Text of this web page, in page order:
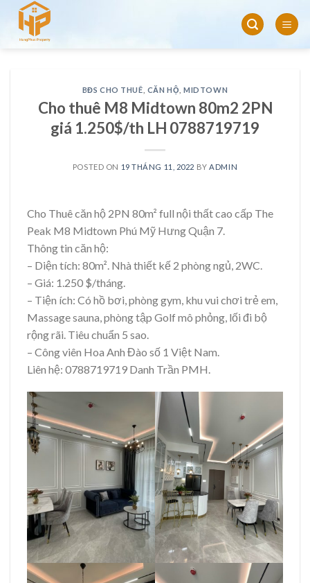
Skip
content
BĐS CHO THUÊ CĂN HỘ ,MIDTOWN
Cho thuê M8 Midtown 80m2 2PN
giá 1.250$/th LH 0788719719
POSTED ON 19 THÁNG 11, 2022 BY ADMIN
Cho Thuê căn hộ 2PN 80m² full nội thất cao cấp The
Peak M8 Midtown Phú Mỹ Hưng Quận 7.
Thông tin căn hộ:
– Diện tích: 80m². Nhà thiết kế 2 phòng ngủ, 2WC.
– Giá: 1.250 $/tháng.
– Tiện ích: Có hồ bơi, phòng gym, khu vui chơi trẻ em,
Massage sauna, phòng tập Golf mô phỏng, lối đi bộ
rộng rãi. Tiêu chuẩn 5 sao.
– Công viên Hoa Anh Đào số 1 Việt Nam.
Liên hệ: 0788719719 Danh Trần PMH.